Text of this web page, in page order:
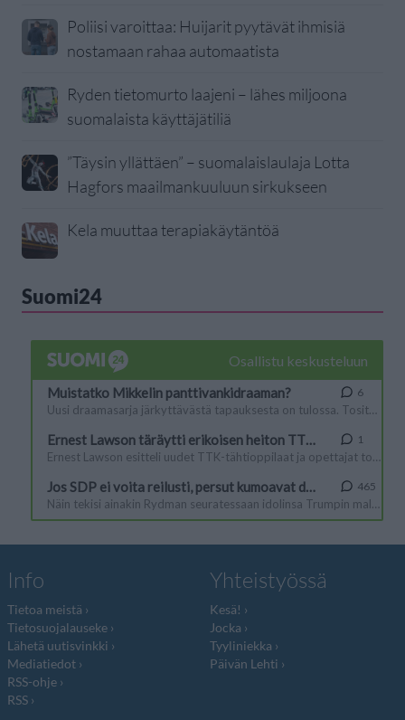
Poliisi varoittaa: Huijarit pyytävät ihmisiä
nostamaan rahaa automaatista
Ryden tietomurto laajeni – lähes miljoona
suomalaista käyttäjätiliä
”Täysin yllättäen” – suomalaislaulaja Lotta
Hagfors maailmankuuluun sirkukseen
Kela muuttaa terapiakäytäntöä
Suomi24
Info
Tietoa meistä
Tietosuojalauseke
Lähetä uutisvinkki
Mediatiedot
RSS-ohje
RSS
Yhteistyössä
Kesä!
Jocka
Tyyliniekka
Päivän Lehti